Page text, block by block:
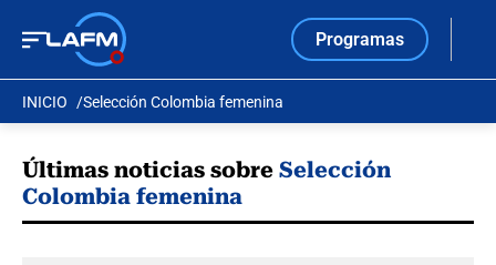
Programas
INICIO Selección Colombia femenina
Últimas noticias sobre Selección
Colombia femenina